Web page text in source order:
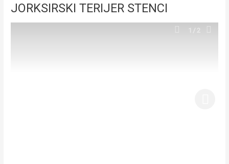
JORKSIRSKI TERIJER STENCI
1 /2